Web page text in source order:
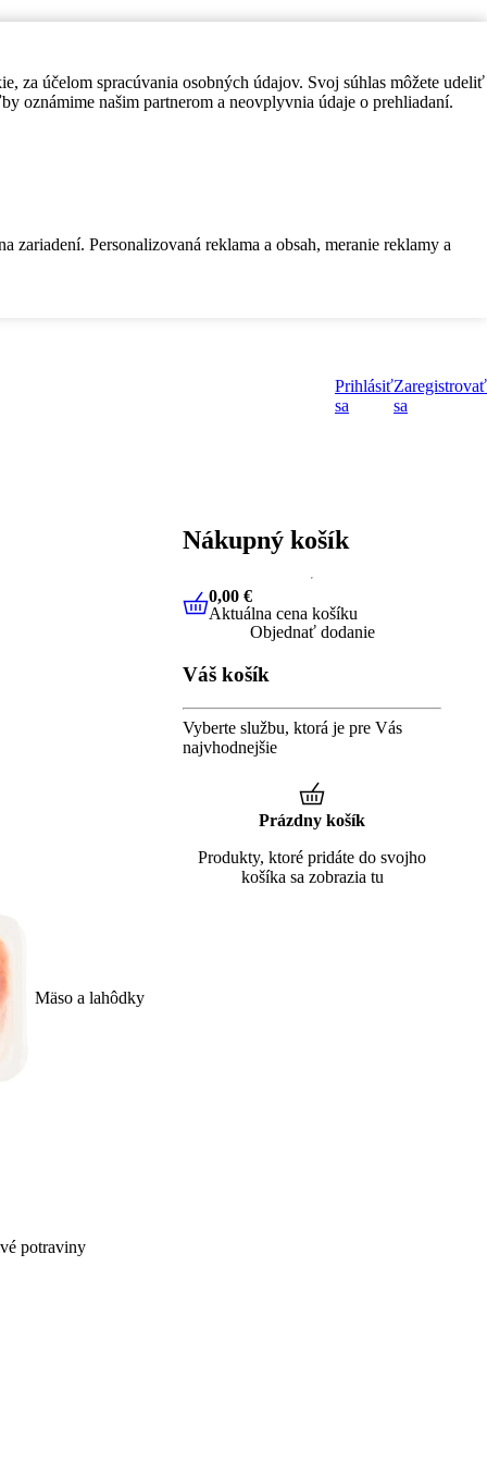
za účelom spracúvania osobných údajov. Svoj súhlas môžete udeliť
oznámime našim partnerom a neovplyvnia údaje o prehliadaní.
Personalizovaná reklama a obsah, meranie reklamy a
Prihlásiť
sa
Zaregistrovať
sa
Mäso a lahôdky
potraviny
Nákupný košík
0,00 €Aktuálna cena košíku
0,00 €
Aktuálna cena košíku
Objednať dodanie
Váš košík
Vyberte službu, ktorá je pre Vás
najvhodnejšie
Prázdny košík
Produkty, ktoré pridáte do svojho
košíka sa zobrazia tu